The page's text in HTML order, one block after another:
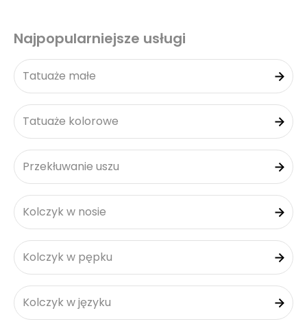
Najpopularniejsze usługi
Tatuaże małe
Tatuaże kolorowe
Przekłuwanie uszu
Kolczyk w nosie
Kolczyk w pępku
Kolczyk w języku